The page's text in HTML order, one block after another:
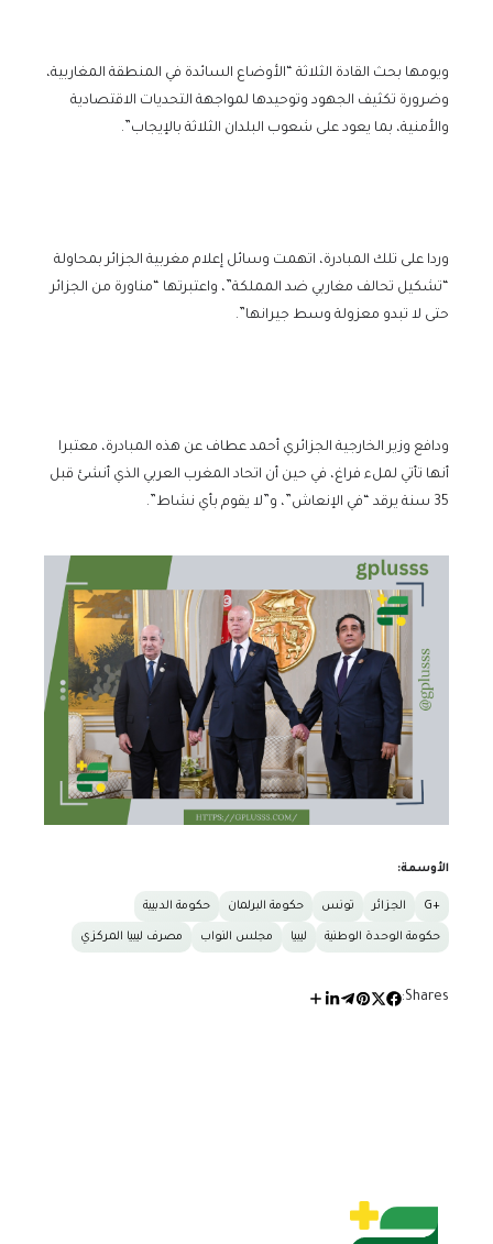
ويومها بحث القادة الثلاثة “الأوضاع السائدة في المنطقة المغاربية،
وضرورة تكثيف الجهود وتوحيدها لمواجهة التحديات الاقتصادية
والأمنية، بما يعود على شعوب البلدان الثلاثة بالإيجاب”.
وردا على تلك المبادرة، اتهمت وسائل إعلام مغربية الجزائر بمحاولة
“تشكيل تحالف مغاربي ضد المملكة”، واعتبرتها “مناورة من الجزائر
حتى لا تبدو معزولة وسط جيرانها”.
ودافع وزير الخارجية الجزائري أحمد عطاف عن هذه المبادرة، معتبرا
أنها تأتي لملء فراغ، في حين أن اتحاد المغرب العربي الذي أنشئ قبل
35 سنة يرقد “في الإنعاش”، و”لا يقوم بأي نشاط”.
الأوسمة:
+G الجزائر تونس حكومة البرلمان حكومة الدبيبة
حكومة الوحدة الوطنية ليبيا مجلس النواب مصرف ليبيا المركزي
Shares: